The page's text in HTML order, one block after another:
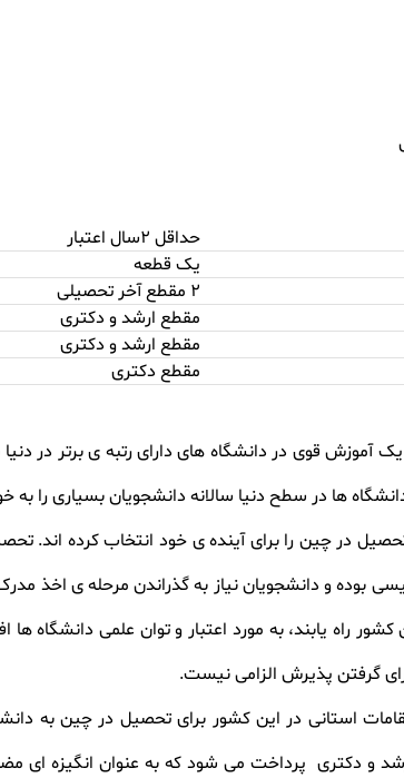
حداقل 2سال اعتبار
یک قطعه
2 مقطع آخر تحصیلی
مقطع ارشد و دکتری
مقطع ارشد و دکتری
مقطع دکتری
آموزش قوی در دانشگاه های دارای رتبه ی برتر در
ها در سطح دنیا سالانه دانشجویان بسیاری را
دانشجوی خارجی تحصیل در چین را برای آینده ی خود
بوده و دانشجویان نیاز به گذراندن مرحله ی اخذ
راه یابند، به مورد اعتبار و توان علمی دانشگاه ها
گرفتن پذیرش الزامی نیست.
و دکتری پرداخت می شود که به عنوان انگیزه ای